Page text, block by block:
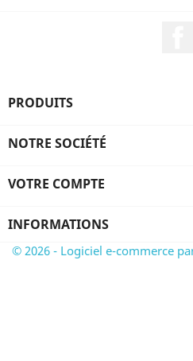
PRODUITS
NOTRE SOCIÉTÉ
VOTRE COMPTE
INFORMATIONS
© 2026 - Logiciel e-commerce